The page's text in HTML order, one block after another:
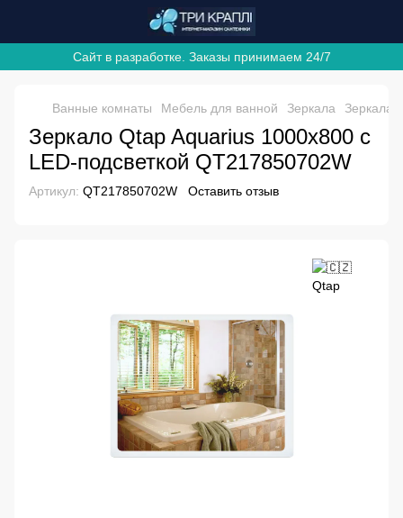
Сайт в разработке. Заказы принимаем 24/7
Ванные комнаты Мебель для ванной Зеркала
Зеркало Qtap Aquarius 1000х800 с
LED-подсветкой QT217850702W
Артикул: QT217850702W Оставить отзыв